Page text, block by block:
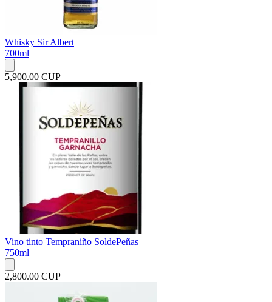
Whisky Sir Albert
700ml
5,900.00 CUP
Vino tinto Tempraniño SoldePeñas
750ml
2,800.00 CUP